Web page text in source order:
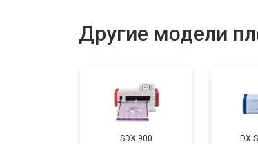
Промывка печатающей
Другие модели
SDX 900 DX